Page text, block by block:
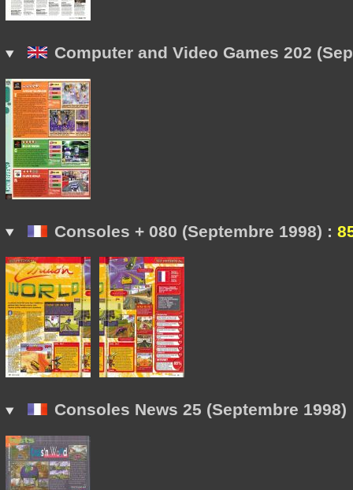
Computer and Video Games 202
Consoles + 080 (Septembre 1998) :
Consoles News 25 (Septembre